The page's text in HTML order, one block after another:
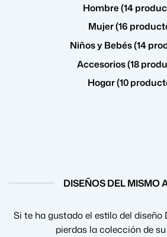
Hombre (14
Mujer (16
Niños y Bebés (14
Accesorios (18
Hogar (10
DISEÑOS DEL MISMO
Si te ha gustado el estilo del diseño
pierdas la colección de